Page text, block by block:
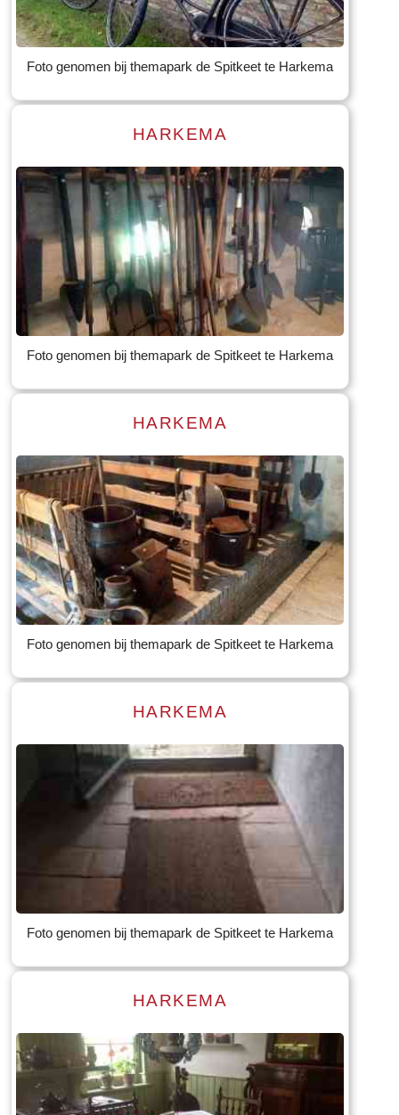
Tekst: © Foto: © Bauke Folkertsma
Foto genomen bij themapark de Spitkeet te Harkema
Read more
Tekst: © Foto: © Bauke Folkertsma
HARKEMA
Foto genomen bij themapark de Spitkeet te Harkema
Read more
Tekst: © Foto: © Bauke Folkertsma
HARKEMA
Foto genomen bij themapark de Spitkeet te Harkema
Tekst: © Foto: © Bauke Folkertsma
HARKEMA
Foto genomen bij themapark de Spitkeet te Harkema
HARKEMA